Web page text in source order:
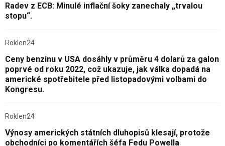
Radev z ECB: Minulé inflační šoky zanechaly „trvalou
stopu“.
Roklen24
Ceny benzinu v USA dosáhly v průměru 4 dolarů za galon
poprvé od roku 2022, což ukazuje, jak válka dopadá na
americké spotřebitele před listopadovými volbami do
Kongresu.
Roklen24
Výnosy amerických státních dluhopisů klesají, protože
obchodníci po komentářích šéfa Fedu Powella